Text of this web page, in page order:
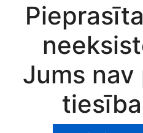
Jums